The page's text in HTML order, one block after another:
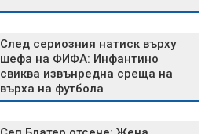
След сериозния натиск върху
шефа на ФИФА: Инфантино
свиква извънредна среща на
върха на футбола